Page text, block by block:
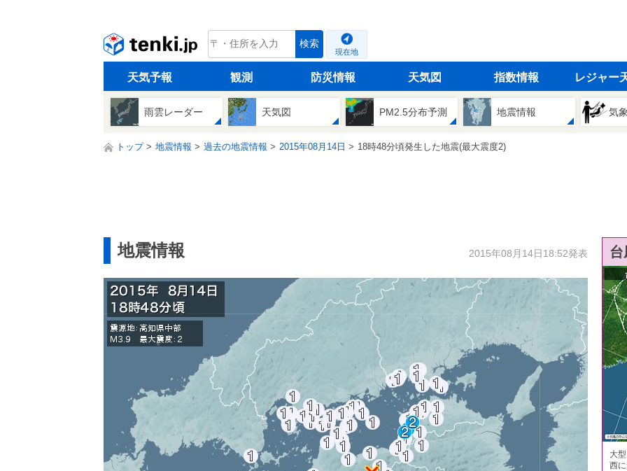
tenki.jp 検索
現在地
天気予報 観測 防災情報 天気図 指数情報 レジャー
雨雲レーダー 天気図 PM2.5分布予測 地震情報 気
トップ 地震情報 過去の地震情報 2015年08月14日 18時48分頃発生した地震(最大震度2)
地震情報 2015年08月14日18:52発表
大
西